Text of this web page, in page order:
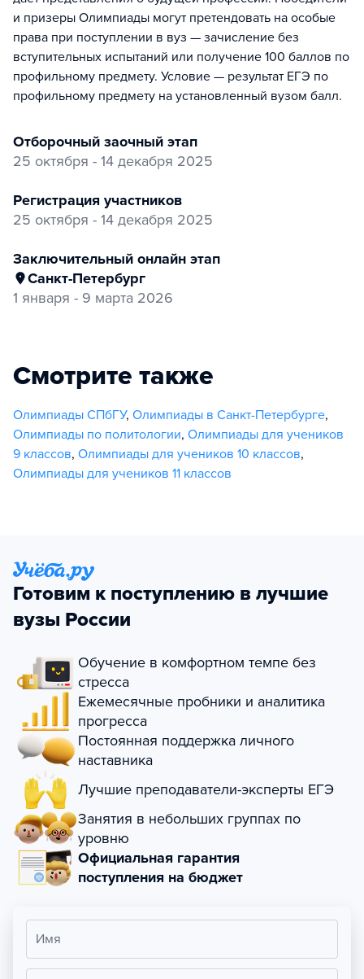
и призеры Олимпиады могут претендовать на особые
права при поступлении в вуз — зачисление без
вступительных испытаний или получение 100 баллов по
профильному предмету. Условие — результат ЕГЭ по
профильному предмету на установленный вузом балл.
отборочный заочный этап
25 октября - 14 декабря 2025
регистрация участников
25 октября - 14 декабря 2025
заключительный онлайн этап
Санкт-Петербург
1 января - 9 марта 2026
Смотрите также
Олимпиады СПбГУ, Олимпиады в Санкт-Петербурге,
Олимпиады по политологии, Олимпиады для учеников
9 классов, Олимпиады для учеников 10 классов,
Олимпиады для учеников 11 классов
Готовим к поступлению в лучшие
вузы России
Обучение в комфортном темпе без
стресса
Ежемесячные пробники и аналитика
прогресса
Постоянная поддержка личного
наставника
Лучшие преподаватели-эксперты ЕГЭ
Занятия в небольших группах по
уровню
Официальная гарантия
поступления на бюджет
Имя